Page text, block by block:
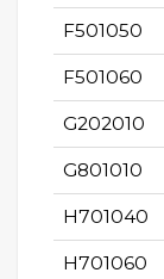
F501050
F501060
G202010
G801010
H701040
H701060